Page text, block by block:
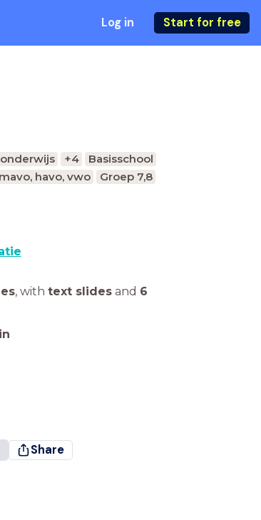
Log in Start for free
+4
Basisschool
havo, vwo
Groep 7,8
, with text slides and 6
Share